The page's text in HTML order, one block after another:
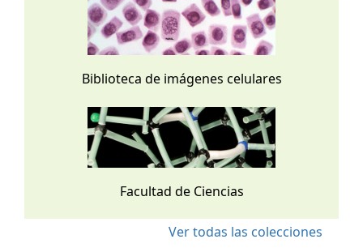
Biblioteca de imágenes celulares
Facultad de Ciencias
Ver todas las colecciones